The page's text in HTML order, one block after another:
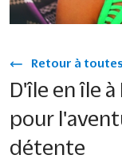
Retour à
D'île en île
pour
détente